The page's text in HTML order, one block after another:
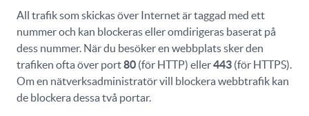
All trafik som skickas över Internet är taggad med ett
nummer och kan blockeras eller omdirigeras baserat på
dess nummer. När du besöker en webbplats sker den
trafiken ofta över port80 (för HTTP) eller443 (för HTTPS).
Om en nätverksadministratör vill blockera webbtrafik kan
de blockera dessa två portar.